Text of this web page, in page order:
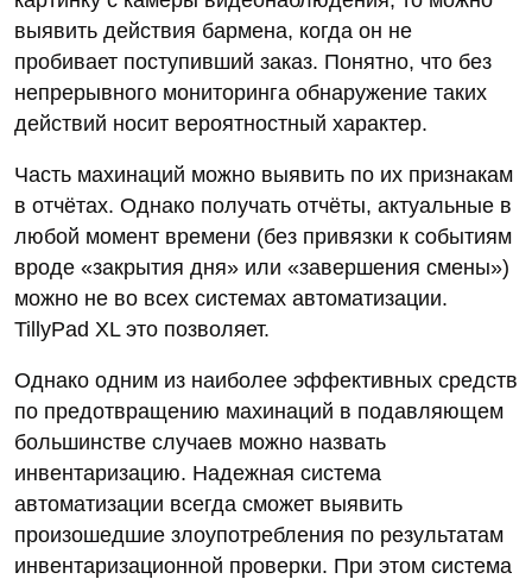
выявить действия бармена, когда он не
пробивает поступивший заказ. Понятно, что без
непрерывного мониторинга обнаружение таких
действий носит вероятностный характер.
Часть махинаций можно выявить по их признакам
в отчётах. Однако получать отчёты, актуальные в
любой момент времени (без привязки к событиям
вроде «закрытия дня» или «завершения смены»)
можно не во всех системах автоматизации.
TillyPad XL это позволяет.
Однако одним из наиболее эффективных средств
по предотвращению махинаций в подавляющем
большинстве случаев можно назвать
инвентаризацию. Надежная система
автоматизации всегда сможет выявить
произошедшие злоупотребления по результатам
инвентаризационной проверки. При этом система